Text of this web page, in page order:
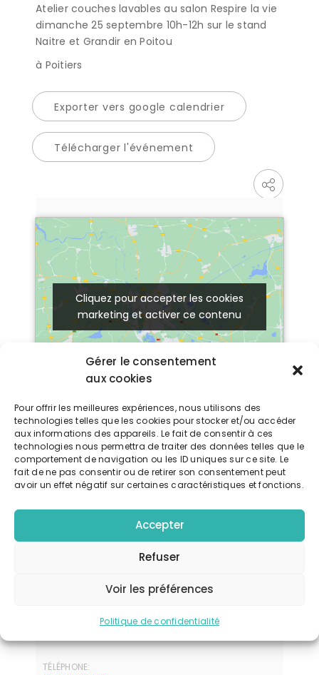
Gérer le consentement
aux cookies
Pour offrir les meilleures expériences, nous utilisons des
technologies telles que les cookies pour stocker et/ou accéder
aux informations des appareils. Le fait de consentir à ces
technologies nous permettra de traiter des données telles que le
comportement de navigation ou les ID uniques sur ce site. Le
fait de ne pas consentir ou de retirer son consentement peut
avoir un effet négatif sur certaines caractéristiques et fonctions.
Accepter
Refuser
Voir les préférences
Politique de confidentialité
Atelier couches lavables au salon Respire la vie
dimanche 25 septembre 10h-12h sur le stand
Naitre et Grandir en Poitou
à Poitiers
Exporter vers google calendrier
Télécharger l'événement
Cliquez pour accepter les cookies
marketing et activer ce contenu
Cliquez pour accepter les cookies
marketing et activer ce contenu
Détails
DATE:
25 septembre 2022
HEURE :
10 h 00 min - 12 h 00 min
86000
TÉLÉPHONE: